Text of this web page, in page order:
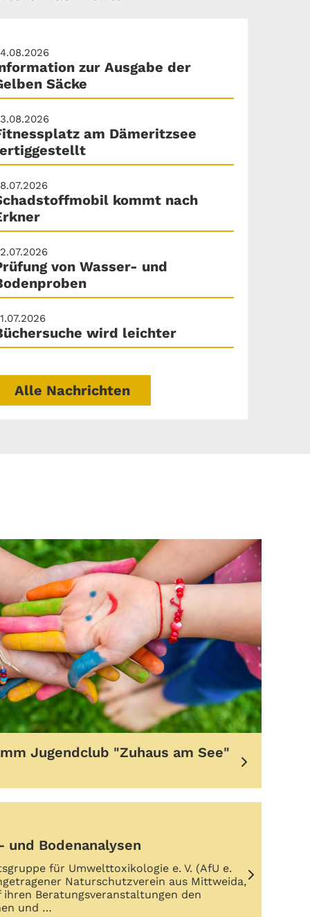
zur Ausgabe der
Säcke
am Dämeritzsee
kommt nach
von Wasser- und
wird leichter
Alle Nachrichten
Jugendclub "Zuhaus am See"
und Bodenanalysen
für Umwelttoxikologie e. V. (AfU e.
Naturschutzverein aus Mittweida,
Beratungsveranstaltungen den
und …